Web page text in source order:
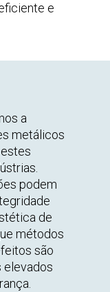
e
a
metálicos
podem
de
métodos
são
elevados